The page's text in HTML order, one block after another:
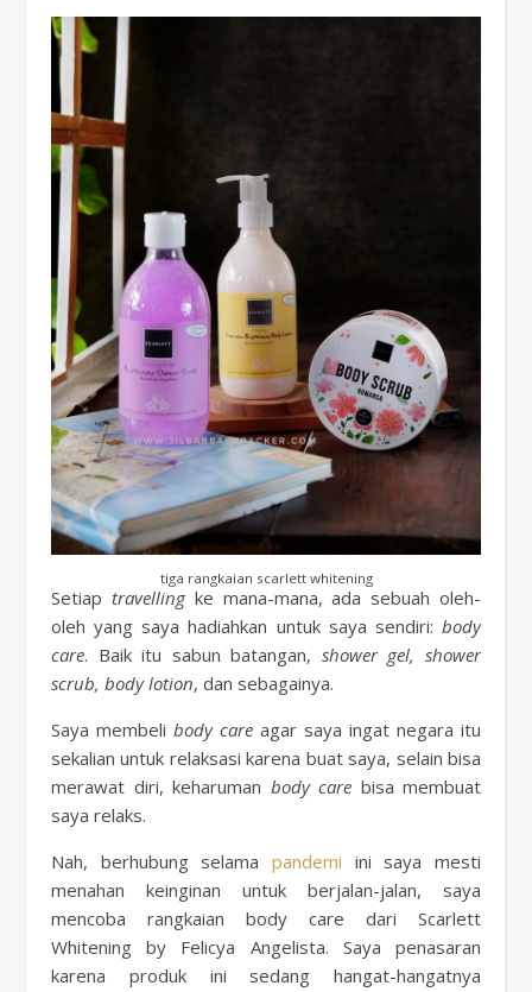
tiga rangkaian scarlett whitening
Setiap travellingke mana-mana, ada sebuah oleh-
oleh yang saya hadiahkan untuk saya sendiri: body
care. Baik itu sabun batangan, shower gel, shower
scrub, body lotion, dan sebagainya.
Saya membeli body care agar saya ingat negara itu
sekalian untuk relaksasi karena buat saya, selain bisa
merawat diri, keharuman body care bisa membuat
saya relaks.
Nah, berhubung selama pandemi ini saya mesti
menahan keinginan untuk berjalan-jalan, saya
mencoba rangkaian body care dari Scarlett
Whitening by Felicya Angelista. Saya penasaran
karena produk ini sedang hangat-hangatnya